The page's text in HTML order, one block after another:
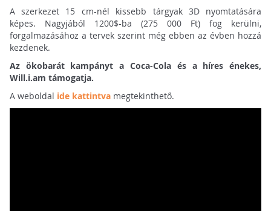
A szerkezet 15 cm-nél kissebb tárgyak 3D nyomtatására
képes. Nagyjából 1200$-ba (275 000 Ft) fog kerülni,
forgalmazásához a tervek szerint még ebben az évben hozzá
kezdenek.
Az ökobarát kampányt a Coca-Cola és a híres énekes,
Will.i.am támogatja.
A weboldal ide kattintvamegtekinthető.